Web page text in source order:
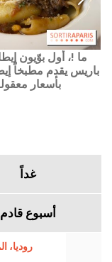
ما !، أول بوّيون
باريس يقدم مطبخاً
بأسعار
غداً
أسبوع قادم
روديا،